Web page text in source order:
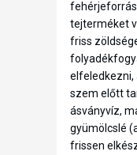
tejterméket
friss
elfeledkezni,
szem előtt
ásványvíz,
gyümölcslé
frissen